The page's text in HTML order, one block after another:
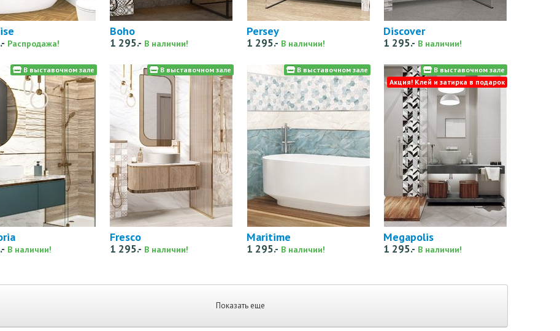
Распродажа!
Boho
1 295.- В наличии!
Persey
1 295.- В наличии!
Discover
1 295.- В наличии!
В наличии!
В выставочном зале
Fresco
1 295.- В наличии!
В выставочном зале
Maritime
1 295.- В наличии!
В выставочном зале
Megapolis
1 295.- В наличии!
В выставочном зале
Акция! Клей и затирка в подарок
Показать еще